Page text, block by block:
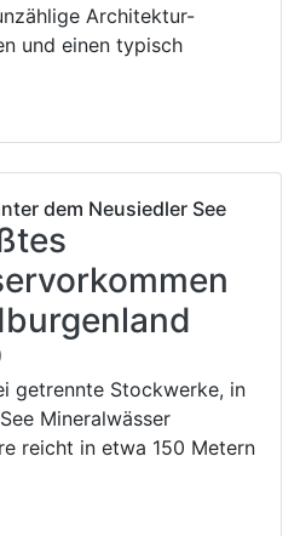
Architektur-
und einen typisch
dem Neusiedler See
getrennte Stockwerke, in
Mineralwässer
reicht in etwa 150 Metern